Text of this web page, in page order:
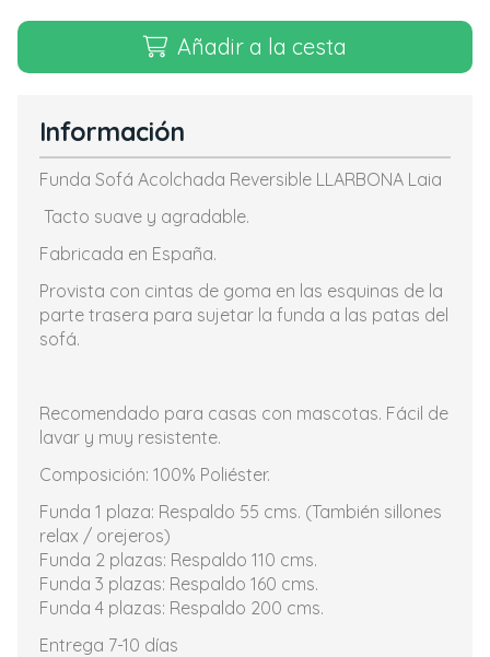
Añadir a la cesta
Información
Funda Sofá Acolchada Reversible LLARBONA Laia
Tacto suave y agradable.
Fabricada en España.
Provista con cintas de goma en las esquinas de la
parte trasera para sujetar la funda a las patas del
sofá.
Recomendado para casas con mascotas. Fácil de
lavar y muy resistente.
Composición: 100% Poliéster.
Funda 1 plaza: Respaldo 55 cms. (También sillones
relax / orejeros)
Funda 2 plazas: Respaldo 110 cms.
Funda 3 plazas: Respaldo 160 cms.
Funda 4 plazas: Respaldo 200 cms.
Entrega 7-10 días